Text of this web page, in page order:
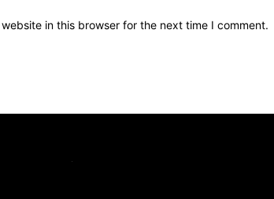
in this browser for the next time I comment.